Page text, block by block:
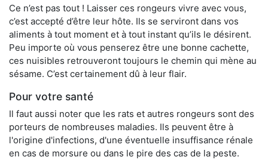
Ce n’est pas tout ! Laisser ces rongeurs vivre avec vous,
c’est accepté d’être leur hôte. Ils se serviront dans vos
aliments à tout moment et à tout instant qu’ils le désirent.
Peu importe où vous penserez être une bonne cachette,
ces nuisibles retrouveront toujours le chemin qui mène au
sésame. C’est certainement dû à leur flair.
Pour votre santé
Il faut aussi noter que les rats et autres rongeurs sont des
porteurs de nombreuses maladies. Ils peuvent être à
l'origine d'infections, d'une éventuelle insuffisance rénale
en cas de morsure ou dans le pire des cas de la peste.